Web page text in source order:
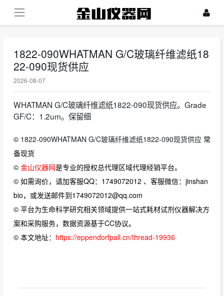
1822-090WHATMAN G/C玻璃纤维滤纸18
22-090现货供应
2026-08-07
WHATMAN G/C玻璃纤维滤纸1822-090现货供应。Grade
GF/C：1.2um。保留细
© 1822-090WHATMAN G/C玻璃纤维滤纸1822-090现货供应 常
备现货
© 金山仪器网是专业的授权总代理区域代理经销平台。
© 如需询价，请加客服QQ：1749072012 、客服微信：jinshan
bio，或发送邮件到1749072012@qq.com
© 平台为生命科学研究相关领域提供一站式耗材试剂仪器解决方
案和采购服务，数据资源基于CC协议。
© 本文地址： https://eppendorfpall.cn/thread-19936